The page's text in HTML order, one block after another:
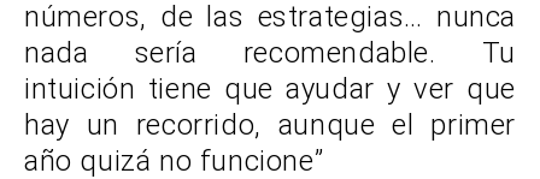
números, de las estrategias… nunca
nada sería recomendable. Tu
intuición tiene que ayudar y ver que
hay un recorrido, aunque el primer
año quizá no funcione”